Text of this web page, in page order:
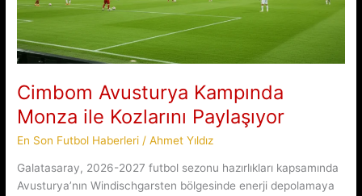
Cimbom Avusturya Kampında
Monza ile Kozlarını Paylaşıyor
En Son Futbol Haberleri /Ahmet Yıldız
Galatasaray, 2026-2027 futbol sezonu hazırlıkları kapsamında
Avusturya’nın Windischgarsten bölgesinde enerji depolamaya